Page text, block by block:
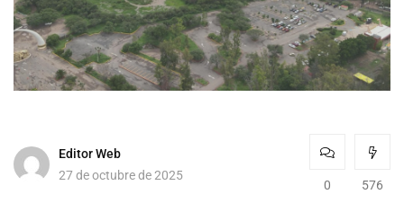
Editor Web
27 de octubre de 2025
0 576